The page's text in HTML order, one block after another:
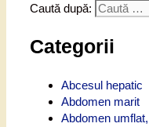
Caută după:
Categorii
Abcesul hepatic
Abdomen marit
Abdomen